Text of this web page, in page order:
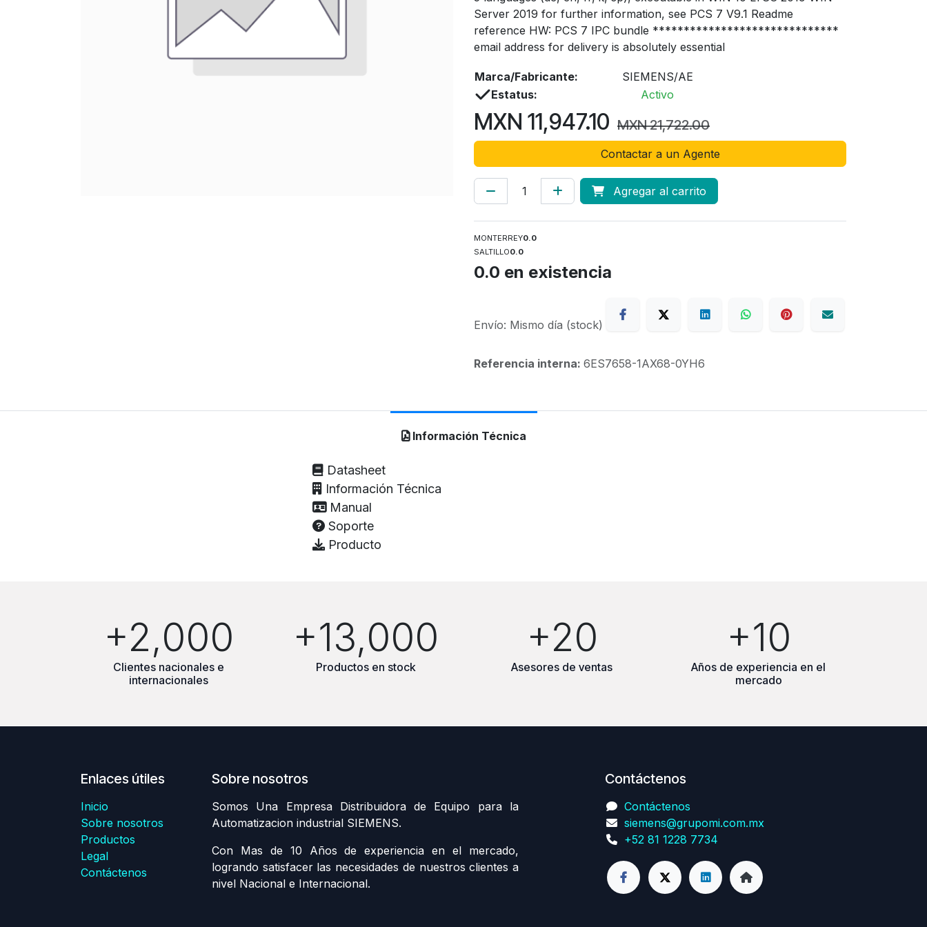
Server 2019 for further information, see PCS 7 V9.1 Readme
reference HW: PCS 7 IPC bundle ******************************
email address for delivery is absolutely essential
Marca/Fabricante:
SIEMENS/AE
Estatus:
Activo
MXN 11,947.10 MXN21,722.00
Contactar a un Agente
Agregar al carrito
MONTERREY0.0
SALTILLO0.0
0.0 en existencia
Envío: Mismo día (stock)
Referencia interna: 6ES7658-1AX68-0YH6
Información Técnica
Datasheet
Información Técnica
Manual
Soporte
Producto
+2,000
Clientes nacionales e
internacionales
+13,000
Productos en stock
+20
Asesores de ventas
+10
Años de experiencia en el
mercado
Enlaces útiles
Inicio
Sobre nosotros
Productos
Legal
Contáctenos
Sobre nosotros
Somos Una Empresa Distribuidora de Equipo para la
Automatizacion industrial SIEMENS.
Con Mas de 10 Años de experiencia en el mercado,
logrando satisfacer las necesidades de nuestros clientes a
nivel Nacional e Internacional.
Contáctenos
Contáctenos
siemens@grupomi.com.mx
+52 81 1228 7734